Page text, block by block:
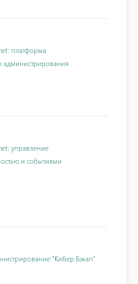
платформа
администрирования
управление
и событиями
"Кибер Бэкап"